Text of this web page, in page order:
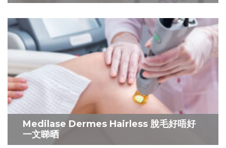
Medilase Dermes Hairless 脫毛好唔好
一文睇晒